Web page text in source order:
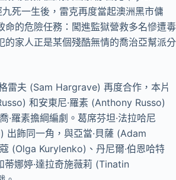
死一生後，雷克再度當起澳洲黑市傭
命的危險任務：闖進監獄營救多名慘遭毒
的家人正是某個殘酷無情的喬治亞幫派分
雷夫 (Sam Hargrave) 再度合作，本片
和安東尼·羅素 (Anthony Russo)
·羅素擔綱編劇。葛席芬坦·法拉哈尼
飾同一角，與亞當·貝薩 (Adam
(Olga Kurylenko)、丹尼爾·伯恩哈特
娜婷·達拉奇施薇莉 (Tinatin